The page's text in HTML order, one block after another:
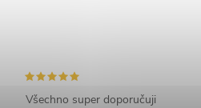
Všechno super doporučuji